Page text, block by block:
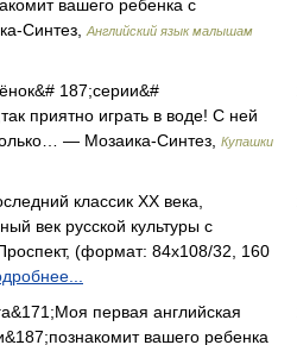
вашего ребенка с
Синтез,
Английский язык малышам
187;серии&#
приятно играть в воде! С ней
— Мозаика-Синтез,
Купашки
классик ХХ века,
век русской культуры с
(формат: 84x108/32, 160
первая английская
вашего ребенка